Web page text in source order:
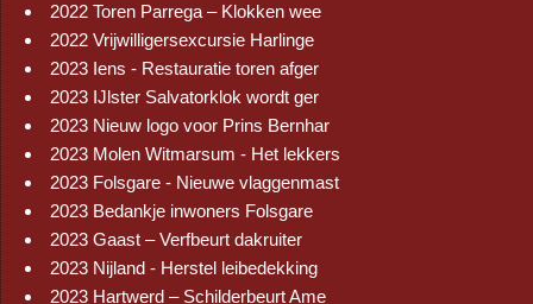
2022 Toren Parrega – Klokken wee
2022 Vrijwilligersexcursie Harlinge
2023 Iens - Restauratie toren afger
2023 IJlster Salvatorklok wordt ger
2023 Nieuw logo voor Prins Bernhar
2023 Molen Witmarsum - Het lekkers
2023 Folsgare - Nieuwe vlaggenmast
2023 Bedankje inwoners Folsgare
2023 Gaast – Verfbeurt dakruiter
2023 Nijland - Herstel leibedekking
2023 Hartwerd – Schilderbeurt Ame